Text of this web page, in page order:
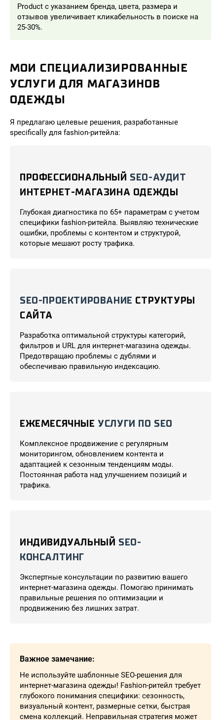
Product с указанием бренда, цвета, размера и
отзывов увеличивает кликабельность в поиске на
25-30%.
МОИ СПЕЦИАЛИЗИРОВАННЫЕ
УСЛУГИ ДЛЯ МАГАЗИНОВ
ОДЕЖДЫ
Я предлагаю целевые решения, разработанные
specifically для fashion-ритейла:
ПРОФЕССИОНАЛЬНЫЙ SEO-АУДИТ
ИНТЕРНЕТ-МАГАЗИНА ОДЕЖДЫ
Глубокая диагностика по 65+ параметрам с учетом
специфики fashion-ритейла. Выявляю технические
ошибки, проблемы с контентом и структурой,
которые мешают росту трафика.
SEO-ПРОЕКТИРОВАНИЕ СТРУКТУРЫ
САЙТА
Разработка оптимальной структуры категорий,
фильтров и URL для интернет-магазина одежды.
Предотвращаю проблемы с дублями и
обеспечиваю правильную индексацию.
ЕЖЕМЕСЯЧНЫЕ УСЛУГИ ПО SEO
Комплексное продвижение с регулярным
мониторингом, обновлением контента и
адаптацией к сезонным тенденциям моды.
Постоянная работа над улучшением позиций и
трафика.
ИНДИВИДУАЛЬНЫЙ SEO-
КОНСАЛТИНГ
Экспертные консультации по развитию вашего
интернет-магазина одежды. Помогаю принимать
правильные решения по оптимизации и
продвижению без лишних затрат.
Важное замечание:
Не используйте шаблонные SEO-решения для
интернет-магазина одежды! Fashion-ритейл требует
глубокого понимания специфики: сезонность,
визуальный контент, размерные сетки, быстрая
смена коллекций. Неправильная стратегия может